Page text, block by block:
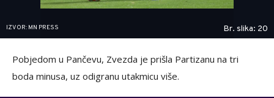
IZVOR: MN PRESS Br. slika: 20
Pobjedom u Pančevu, Zvezda je prišla Partizanu na tri
boda minusa, uz odigranu utakmicu više.